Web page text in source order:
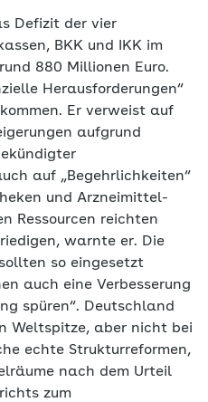
Defizit der vier
BKK und IKK im
880 Millionen Euro.
Herausforderungen“
Er verweist auf
aufgrund
auf „Begehrlichkeiten“
und Arzneimittel-
Ressourcen reichten
warnte er. Die
so eingesetzt
auch eine Verbesserung
spüren“. Deutschland
Weltspitze, aber nicht bei
echte Strukturreformen,
nach dem Urteil
zum